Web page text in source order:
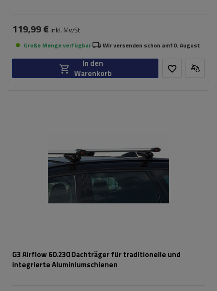
119,99 € inkl. MwSt
Große Menge verfügbar Wir versenden schon am10. August
In den
Warenkorb
G3 Airflow 60.230 Dachträger für traditionelle und
integrierte Aluminiumschienen